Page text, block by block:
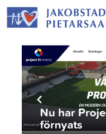
Hoppa
till
Nu har
förnyats